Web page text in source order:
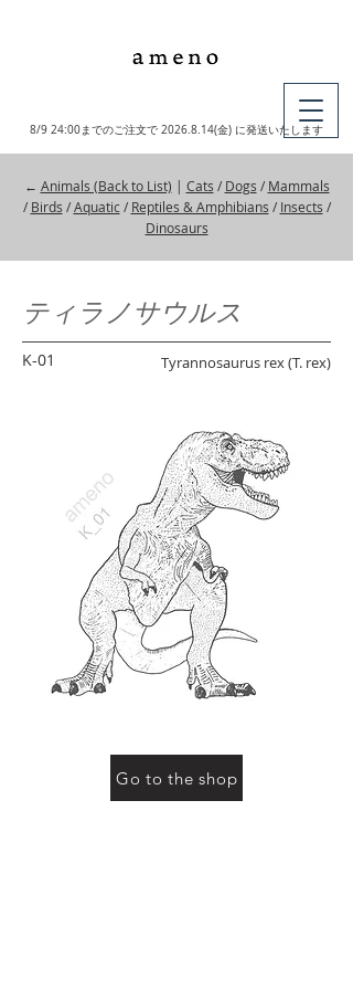
8/9 24:00までのご注文で 2026.8.14(金) に発送いたします
← Animals (Back to List) | Cats / Dogs / Mammals
/ Birds /Aquatic/ Reptiles & Amphibians / Insects /
Dinosaurs
ティラノサウルス
K-01 Tyrannosaurus rex (T. rex)
Go to the shop